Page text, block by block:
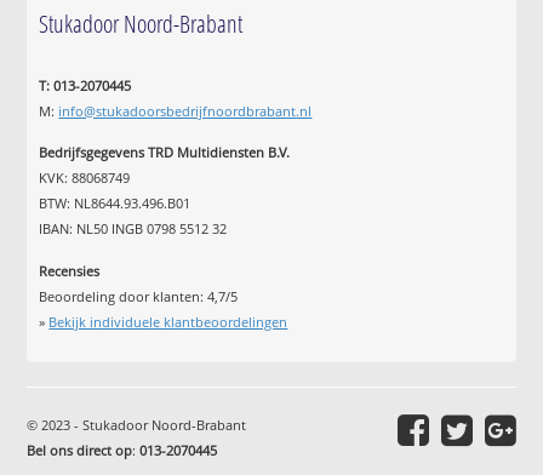
Stukadoor Noord-Brabant
T: 013-2070445
M: info@stukadoorsbedrijfnoordbrabant.nl
Bedrijfsgegevens TRD Multidiensten B.V.
KVK: 88068749
BTW: NL8644.93.496.B01
IBAN: NL50 INGB 0798 5512 32
Recensies
Beoordeling door klanten:4,7/5
» Bekijk individuele klantbeoordelingen
© 2023 - Stukadoor Noord-Brabant
Bel ons direct op:013-2070445